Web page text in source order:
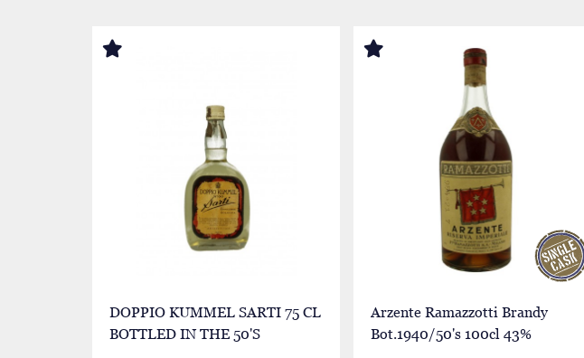
DOPPIO KUMMEL SARTI 75 CL
BOTTLED IN THE 50'S
Arzente Ramazzotti Brandy
Bot.1940/50's 100cl 43%